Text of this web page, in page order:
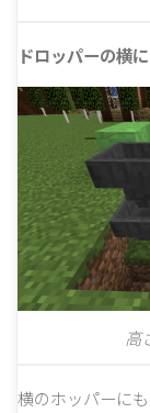
ドロッパーの横
高
横のホッパーに